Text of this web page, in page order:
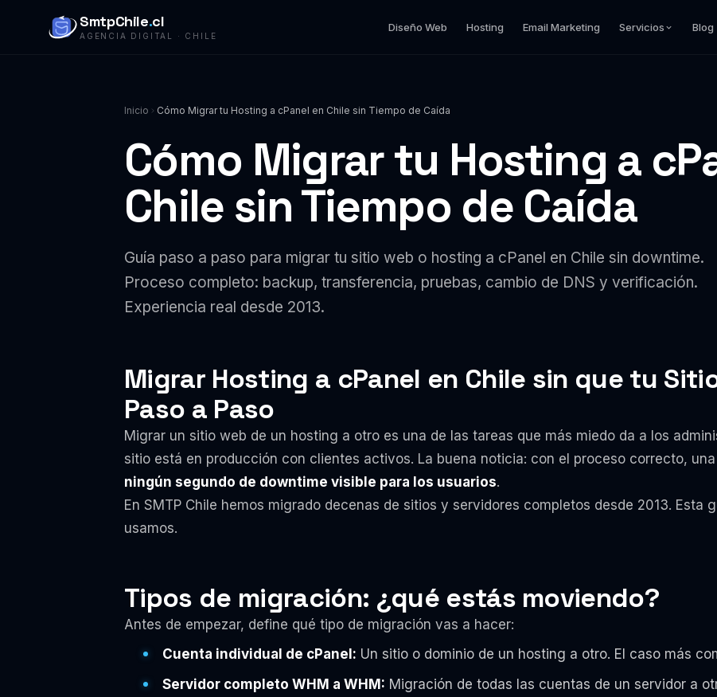
SmtpChile.cl
AGENCIA DIGITAL · CHILE
Diseño Web Hosting Email Marketing Servicios Blog
Inicio Cómo Migrar tu Hosting a cPanel en Chile sin Tiempo de Caída
Cómo Migrar tu Hosting a
Chile sin Tiempo de Caída
Guía paso a paso para migrar tu sitio web o hosting a cPanel en Chile sin downtime.
Proceso completo: backup, transferencia, pruebas, cambio de DNS y verificación.
Experiencia real desde 2013.
Migrar Hosting a cPanel en Chile sin que tu
Paso a Paso
Migrar un sitio web de un hosting a otro es una de las tareas que más miedo da a los
sitio está en producción con clientes activos. La buena noticia: con el proceso correcto,
ningún segundo de downtime visible para los usuarios.
En SMTP Chile hemos migrado decenas de sitios y servidores completos desde 2013. Esta
usamos.
Tipos de migración: ¿qué estás moviendo?
Antes de empezar, define qué tipo de migración vas a hacer:
Cuenta individual de cPanel: Un sitio o dominio de un hosting a otro. El caso más
Servidor completo WHM a WHM: Migración de todas las cuentas de un servidor a